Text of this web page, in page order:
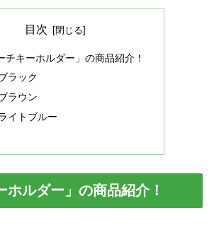
目次
チキーホルダー」の商品紹介！
ラック
ラウン
イトブルー
ホルダー」の商品紹介！